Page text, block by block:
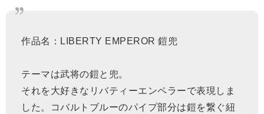
作品名：LIBERTY EMPEROR 鎧兜
テーマは武将の鎧と兜。
それを大好きなリバティーエンペラーで表現しま
した。コバルトブルーのパイプ部分は鎧を繋ぐ紐